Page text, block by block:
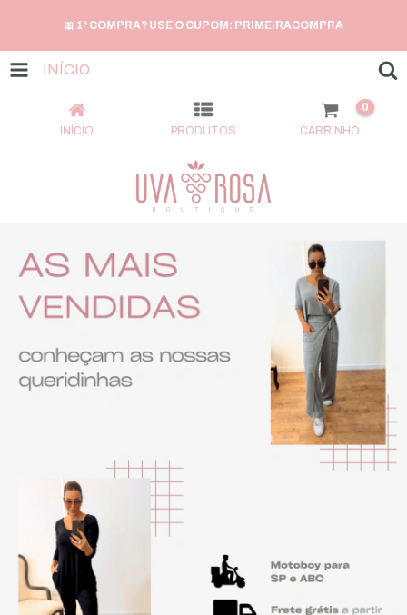
🎀 1ª COMPRA? USE O CUPOM: PRIMEIRACOMPRA
INÍCIO
INÍCIO PRODUTOS CARRINHO
0